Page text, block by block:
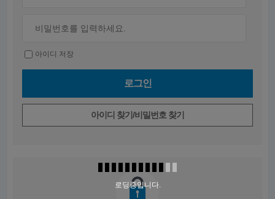
아이디 저장
아이디 찾기/비밀번호 찾기
로딩중입니다.